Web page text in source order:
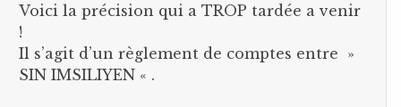
Voici la précision qui a TROP tardée a venir
!
Il s’agit d’un règlement de comptes entre »
SIN IMSILIYEN « .